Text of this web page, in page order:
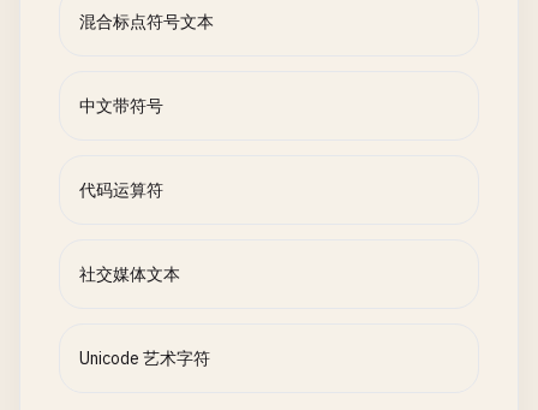
混合标点符号文本
中文带符号
代码运算符
社交媒体文本
Unicode 艺术字符